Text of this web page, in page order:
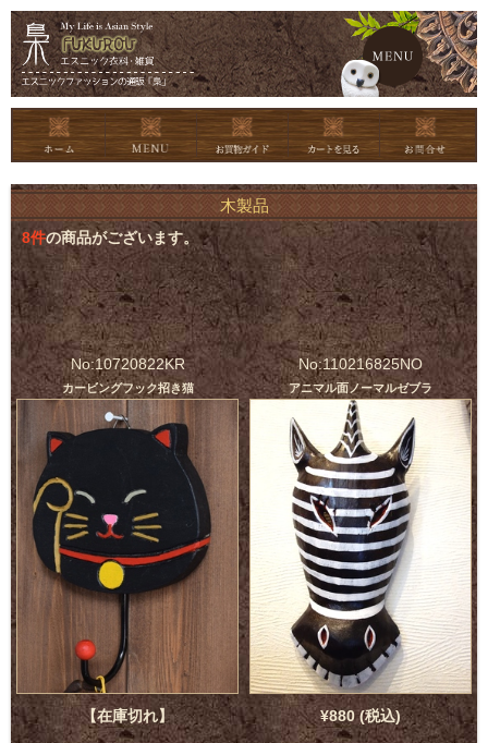
メイン
木製品
8件の商品がございます。
No:10720822KR
カービングフック招き猫
【在庫切れ】
No:110216825NO
アニマル面ノーマルゼブラ
¥880 (税込)